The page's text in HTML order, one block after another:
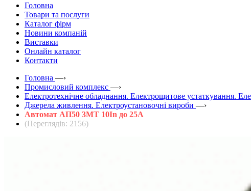
Головна
Товари та послуги
Каталог фірм
Новини компаній
Виставки
Онлайн каталог
Контакти
Головна —›
Промисловий комплекс —›
Електротехнічне обладнання. Електрощитове устаткування.
Джерела живлення. Електроустановочні вироби —›
Автомат АП50 3МТ 10Іn до 25А
(Переглядів: 2156)